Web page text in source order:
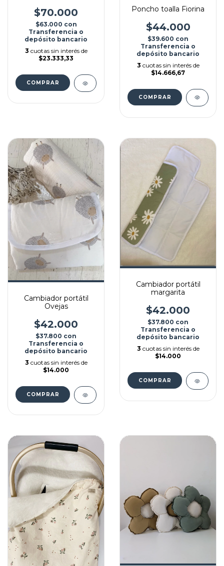
$70.000
$63.000 con
Transferencia o
depósito bancario
3 cuotas sin interés de
$23.333,33
COMPRAR
Poncho toalla Fiorina
$44.000
$39.600 con
Transferencia o
depósito bancario
3 cuotas sin interés de
$14.666,67
COMPRAR
Cambiador portátil
Ovejas
$42.000
$37.800 con
Transferencia o
depósito bancario
3 cuotas sin interés de
$14.000
Cambiador portátil
margarita
$42.000
$37.800 con
Transferencia o
depósito bancario
3 cuotas sin interés de
$14.000